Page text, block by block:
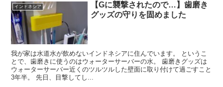
インドネシア
【Gに襲撃されたので…】歯磨き
グッズの守りを固めました
我が家は水道水が飲めないインドネシアに住んでいます。 というこ
とで、歯磨きに使うのはウォーターサーバーの水。 歯磨きグッズは
ウォーターサーバー近くのツルツルした壁面に取り付けて過ごすこと
3年半。 先日、目撃してし...